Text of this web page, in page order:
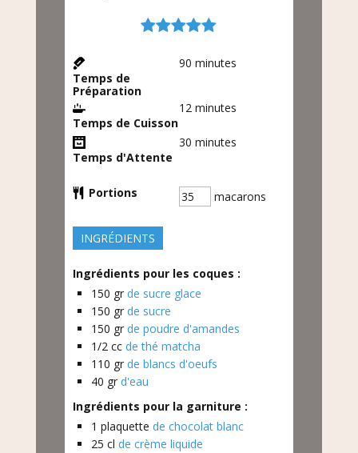
Temps de
Préparation
90 minutes
Temps de Cuisson
12 minutes
Temps d'Attente
30 minutes
Portions macarons
INGRÉDIENTS
Ingrédients pour les coques :
150 gr de sucre glace
150 gr de sucre
150 gr de poudre d'amandes
1/2 cc de thé matcha
110 gr de blancs d'oeufs
40 gr d'eau
Ingrédients pour la garniture :
1 plaquette de chocolat blanc
25 cl de crème liquide